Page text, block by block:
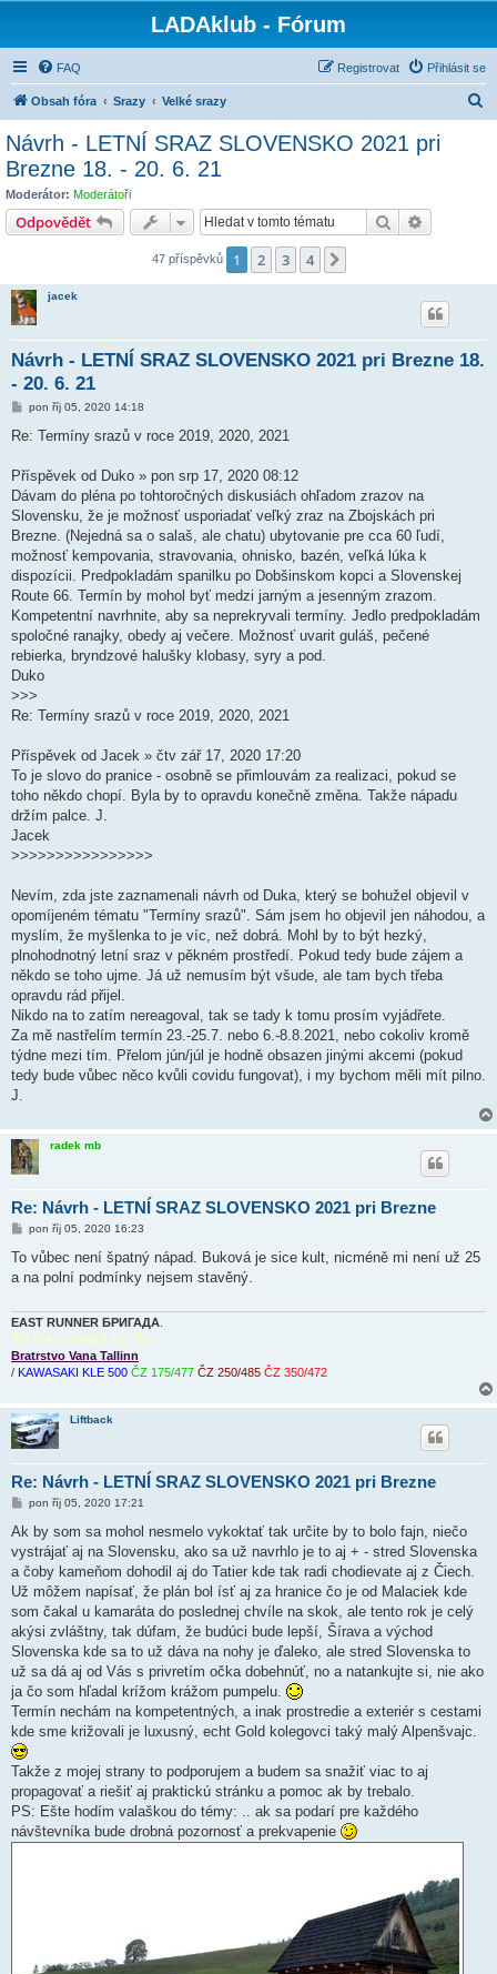
LADAklub - Fórum
FAQ Přihlásit se
Registrovat
Obsah fóra Srazy Velké srazy
Návrh - LETNÍ SRAZ SLOVENSKO 2021 pri
Brezne 18. - 20. 6. 21
Moderátor: Moderátoři
Odpovědět Hledat
47 příspěvků 1 2 3 4
jacek
Návrh - LETNÍ SRAZ SLOVENSKO 2021 pri Brezne 18.
- 20. 6. 21
P
í
ě
e
k
pon říj 05, 2020 14:18
Re: Termíny srazů v roce 2019, 2020, 2021
Příspěvek od Duko » pon srp 17, 2020 08:12
Dávam do pléna po tohtoročných diskusiách ohľadom zrazov na
Slovensku, že je možnosť usporiadať veľký zraz na Zbojskách pri
Brezne. (Nejedná sa o salaš, ale chatu) ubytovanie pre cca 60 ľudí,
možnosť kempovania, stravovania, ohnisko, bazén, veľká lúka k
dispozícii. Predpokladám spanilku po Dobšinskom kopci a Slovenskej
Route 66. Termín by mohol byť medzi jarným a jesenným zrazom.
Kompetentní navrhnite, aby sa neprekryvali termíny. Jedlo predpokladám
spoločné ranajky, obedy aj večere. Možnosť uvarit guláš, pečené
rebierka, bryndzové halušky klobasy, syry a pod.
Duko
>>>
Re: Termíny srazů v roce 2019, 2020, 2021
Příspěvek od Jacek » čtv zář 17, 2020 17:20
To je slovo do pranice - osobně se přimlouvám za realizaci, pokud se
toho někdo chopí. Byla by to opravdu konečně změna. Takže nápadu
držím palce. J.
Jacek
>>>>>>>>>>>>>>>>
Nevím, zda jste zaznamenali návrh od Duka, který se bohužel objevil v
opomíjeném tématu "Termíny srazů". Sám jsem ho objevil jen náhodou, a
myslím, že myšlenka to je víc, než dobrá. Mohl by to být hezký,
plnohodnotný letní sraz v pěkném prostředí. Pokud tedy bude zájem a
někdo se toho ujme. Já už nemusím být všude, ale tam bych třeba
opravdu rád přijel.
Nikdo na to zatím nereagoval, tak se tady k tomu prosím vyjádřete.
Za mě nastřelím termín 23.-25.7. nebo 6.-8.8.2021, nebo cokoliv kromě
týdne mezi tím. Přelom jún/júl je hodně obsazen jinými akcemi (pokud
tedy bude vůbec něco kvůli covidu fungovat), i my bychom měli mít pilno.
J.
radek mb
Re: Návrh - LETNÍ SRAZ SLOVENSKO 2021 pri Brezne
P
í
p
e
k
pon říj 05, 2020 16:23
To vůbec není špatný nápad. Buková je sice kult, nicméně mi není už 25
a na polní podmínky nejsem stavěný.
EAST RUNNER БРИГАДА
ŠKODA Octavia II 1,9 TDi
Bratrstvo Vana Tallinn
/ KAWASAKI KLE 500 ČZ 175/477 ČZ 250/485 ČZ 350/472
Liftback
Re: Návrh - LETNÍ SRAZ SLOVENSKO 2021 pri Brezne
P
í
p
ě
e
k
pon říj 05, 2020 17:21
Ak by som sa mohol nesmelo vykoktať tak určite by to bolo fajn, niečo
vystrájať aj na Slovensku, ako sa už navrhlo je to aj + - stred Slovenska
a čoby kameňom dohodil aj do Tatier kde tak radi chodievate aj z Čiech.
Už môžem napísať, že plán bol ísť aj za hranice čo je od Malaciek kde
som čakal u kamaráta do poslednej chvíle na skok, ale tento rok je celý
akýsi zvláštny, tak dúfam, že budúci bude lepší, Šírava a východ
Slovenska kde sa to už dáva na nohy je ďaleko, ale stred Slovenska to
už sa dá aj od Vás s privretím očka dobehnúť, no a natankujte si, nie ako
ja čo som hľadal krížom krážom pumpelu.
Termín nechám na kompetentných, a inak prostredie a exteriér s cestami
kde sme križovali je luxusný, echt Gold kolegovci taký malý Alpenšvajc.
Takže z mojej strany to podporujem a budem sa snažiť viac to aj
propagovať a riešiť aj praktickú stránku a pomoc ak by trebalo.
PS: Ešte hodím valaškou do témy: .. ak sa podarí pre každého
návštevníka bude drobná pozornosť a prekvapenie